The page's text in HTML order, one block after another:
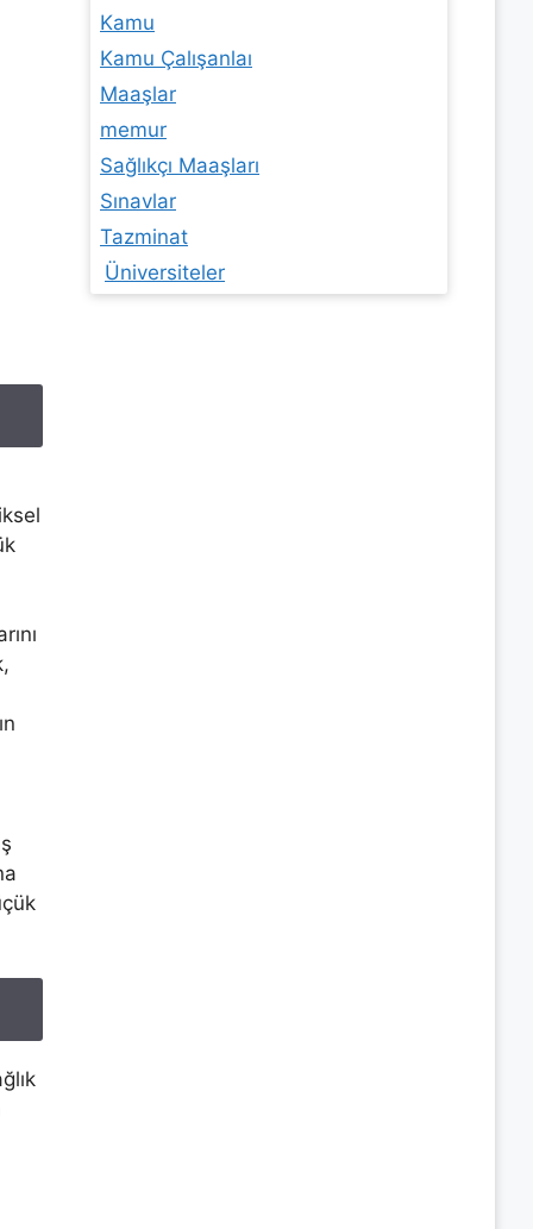
Kamu
Kamu Çalışanlaı
Maaşlar
memur
Sağlıkçı Maaşları
Sınavlar
Tazminat
Üniversiteler